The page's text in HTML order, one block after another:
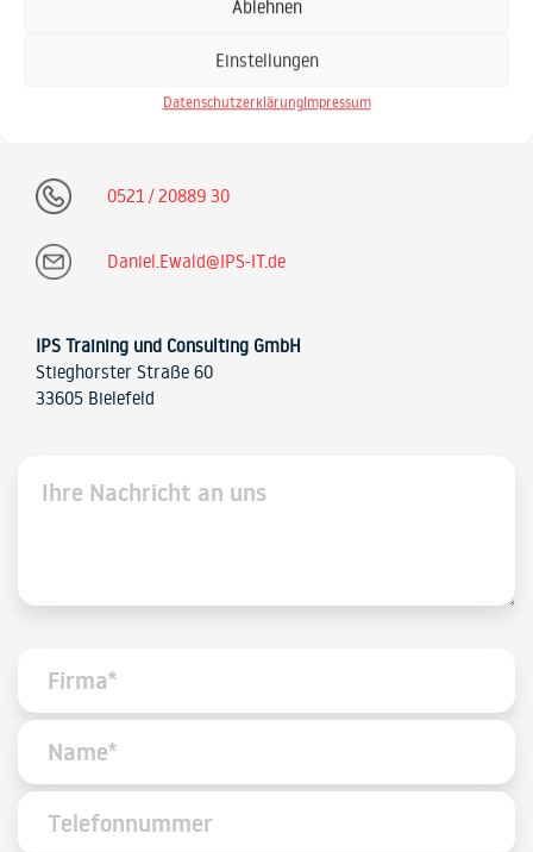
Ablehnen
Einstellungen
DatenschutzerklärungImpressum
Daniel Ewald
Sekretariat & Seminar-Betreuung
0521 / 20889 30
Daniel.Ewald@IPS-IT.de
IPS Training und Consulting GmbH
Stieghorster Straße 60
33605 Bielefeld